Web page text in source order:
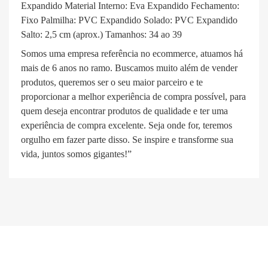
Expandido Material Interno: Eva Expandido Fechamento:
Fixo Palmilha: PVC Expandido Solado: PVC Expandido
Salto: 2,5 cm (aprox.) Tamanhos: 34 ao 39
Somos uma empresa referência no ecommerce, atuamos há
mais de 6 anos no ramo. Buscamos muito além de vender
produtos, queremos ser o seu maior parceiro e te
proporcionar a melhor experiência de compra possível, para
quem deseja encontrar produtos de qualidade e ter uma
experiência de compra excelente. Seja onde for, teremos
orgulho em fazer parte disso. Se inspire e transforme sua
vida, juntos somos gigantes!”